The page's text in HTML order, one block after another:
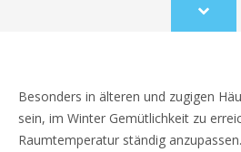
Scroll
to
Besonders in älteren und zugigen
sein, im Winter Gemütlichkeit zu
Raumtemperatur ständig